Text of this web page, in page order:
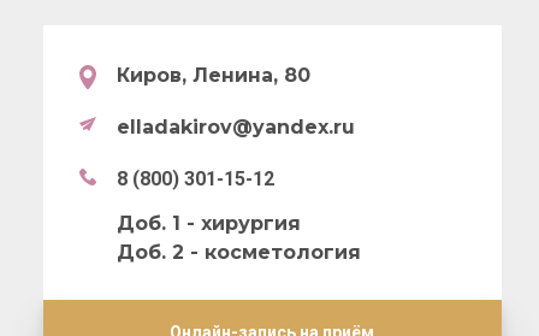
Записаться
Записаться
Записаться
на консультацию
Записаться
на консультацию
Вы можете по телефону
Киров, Ленина, 80
elladakirov@yandex.ru
8 (800) 301-15-12
Доб. 1 - хирургия
Доб. 2 - косметология